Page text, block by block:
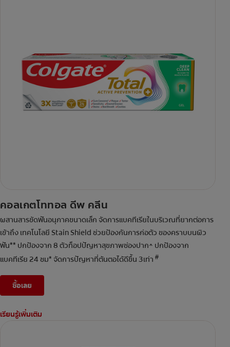
คอลเกตโททอล ดีพ คลีน
ผสานสารขัดฟันอนุภาคขนาดเล็ก จัดการแบคทีเรียในบริเวณที่ยากต่อการ
เข้าถึง เทคโนโลยี Stain Shield ช่วยป้องกันการก่อตัว ของคราบบนผิว
ฟัน** ปกป้องจาก 8 ตัวท็อปปัญหาสุขภาพช่องปาก^ ปกป้องจาก
แบคทีเรีย 24 ชม* จัดการปัญหาที่ต้นตอได้ดีขึ้น 3เท่า #
ซื้อเลย
เรียนรู้เพิ่มเติม